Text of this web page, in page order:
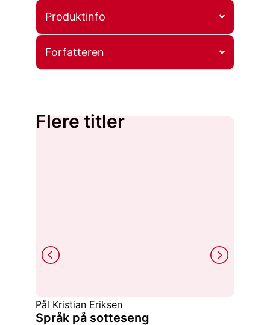
Produktinfo
Forfatteren
Flere titler
Pål Kristian Eriksen
Språk på sotteseng